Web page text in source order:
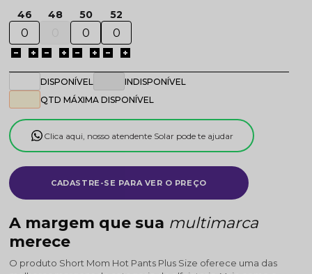
CADASTRE-SE PARA VER O PREÇO
46 48 50 52
DISPONÍVEL
INDISPONÍVEL
QTD MÁXIMA DISPONÍVEL
Clica aqui, nosso atendente Solar pode te ajudar
A margem que sua multimarca
merece
O produto Short Mom Hot Pants Plus Size oferece uma das